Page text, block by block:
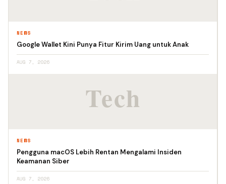
NEWS
Google Wallet Kini Punya Fitur Kirim Uang untuk Anak
AUG 7, 2026
NEWS
Pengguna macOS Lebih Rentan Mengalami Insiden
Keamanan Siber
AUG 7, 2026